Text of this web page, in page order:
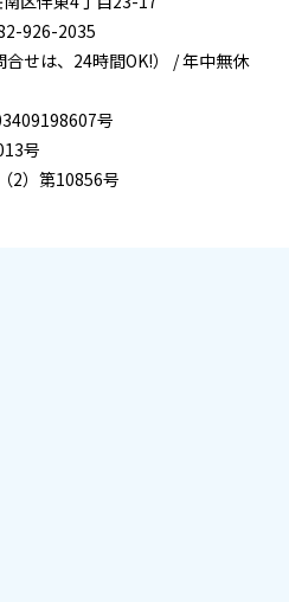
926-2035
せは、24時間OK!） / 年中無休
号
号
2）第10856号